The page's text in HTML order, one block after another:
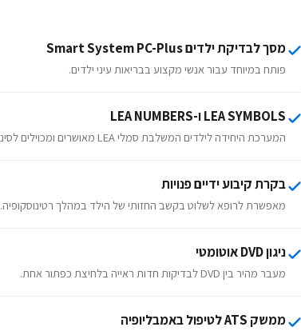
מסך לבדיקת ילדים Smart System PC-Plus
פותח במיוחד עבור אנשי מקצוע בבריאות עיני ילדים.
LEA SYMBOLS ו-LEA NUMBERS
המערכת היחידה לילדים המשלבת סמלי LEA מאושרים ומכוילים לסינון.
בקרת קיבוע ידיים פנויות
מאפשרת לרופא לשלוט בקשב החזותי של הילד במהלך רטינוסקופיה.
ניגון DVD אוטומטי
מעבר מהיר בין DVD לבדיקות חדות ראייה בלחיצת כפתור אחת.
ממשק ATS לטיפול באמבליופיה